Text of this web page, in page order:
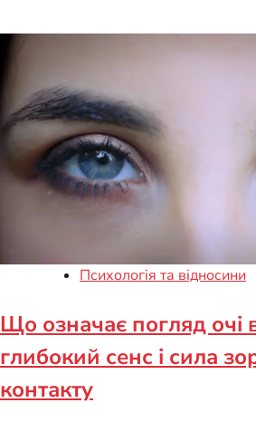
Психологія та відносини
Що означає погляд очі
глибокий сенс і сила
контакту